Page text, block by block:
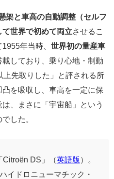
架と車高の自動調整（セルフ
世界で初めて両立させるこ
年当時、 世界初の量産車
載しており、乗り心地・制動
先取りした」と評される所
を吸収し、車高を一定に保
、まさに「宇宙船」という
した。
Citroën DS」（英語版 ）。
イドロニューマチック・